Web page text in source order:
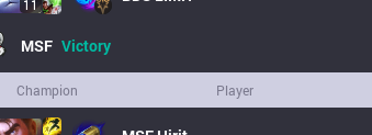
11
MSF Victory
Champion Player